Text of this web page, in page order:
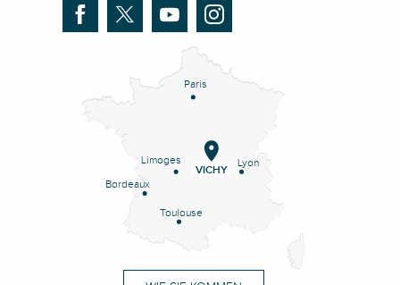
Paris
Lyon
Limoges
Bordeaux
Toulouse
VICHY